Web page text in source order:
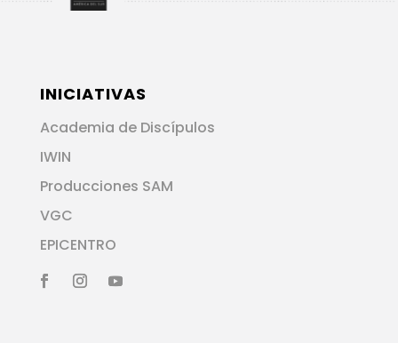
INICIATIVAS
Academia de Discípulos
IWIN
Producciones SAM
VGC
EPICENTRO